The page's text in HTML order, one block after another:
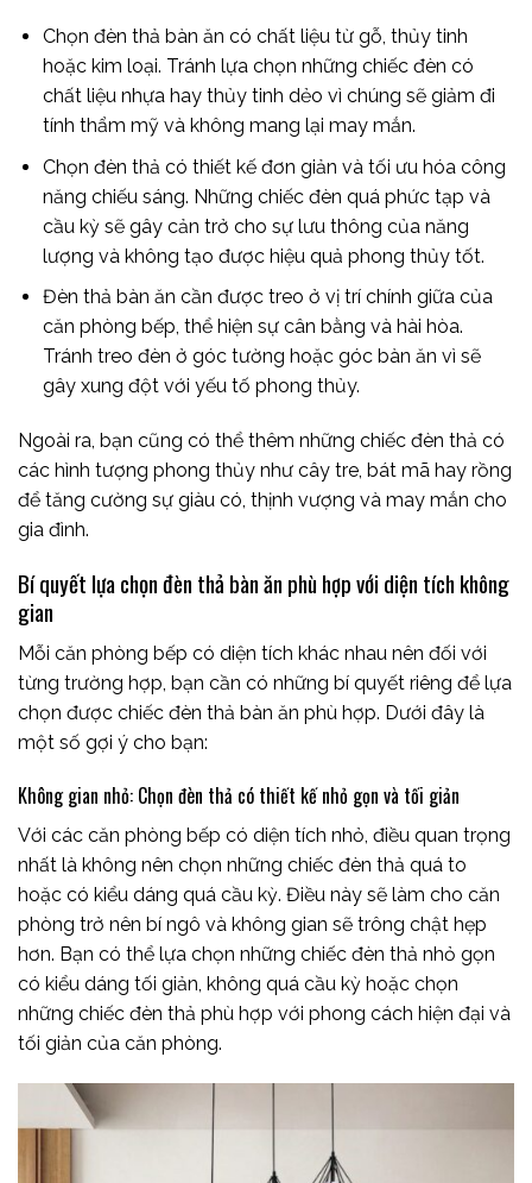
Chọn đèn thả bàn ăn có chất liệu từ gỗ, thủy tinh
hoặc kim loại. Tránh lựa chọn những chiếc đèn có
chất liệu nhựa hay thủy tinh dẻo vì chúng sẽ giảm đi
tính thẩm mỹ và không mang lại may mắn.
Chọn đèn thả có thiết kế đơn giản và tối ưu hóa công
năng chiếu sáng. Những chiếc đèn quá phức tạp và
cầu kỳ sẽ gây cản trở cho sự lưu thông của năng
lượng và không tạo được hiệu quả phong thủy tốt.
Đèn thả bàn ăn cần được treo ở vị trí chính giữa của
căn phòng bếp, thể hiện sự cân bằng và hài hòa.
Tránh treo đèn ở góc tường hoặc góc bàn ăn vì sẽ
gây xung đột với yếu tố phong thủy.
Ngoài ra, bạn cũng có thể thêm những chiếc đèn thả có
các hình tượng phong thủy như cây tre, bát mã hay rồng
để tăng cường sự giàu có, thịnh vượng và may mắn cho
gia đình.
Bí quyết lựa chọn đèn thả bàn ăn phù hợp với diện tích không
gian
Mỗi căn phòng bếp có diện tích khác nhau nên đối với
từng trường hợp, bạn cần có những bí quyết riêng để lựa
chọn được chiếc đèn thả bàn ăn phù hợp. Dưới đây là
một số gợi ý cho bạn:
Không gian nhỏ: Chọn đèn thả có thiết kế nhỏ gọn và tối giản
Với các căn phòng bếp có diện tích nhỏ, điều quan trọng
nhất là không nên chọn những chiếc đèn thả quá to
hoặc có kiểu dáng quá cầu kỳ. Điều này sẽ làm cho căn
phòng trở nên bí ngô và không gian sẽ trông chật hẹp
hơn. Bạn có thể lựa chọn những chiếc đèn thả nhỏ gọn
có kiểu dáng tối giản, không quá cầu kỳ hoặc chọn
những chiếc đèn thả phù hợp với phong cách hiện đại và
tối giản của căn phòng.